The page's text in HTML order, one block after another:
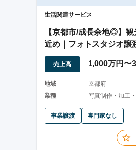
生活関連サービス
【京都市/成長余地◎】観
近め｜フォトスタジオ譲
ルスペース実績
売上高 1,000万円〜
地域
京都府
業種
写真制作・加工
事業譲渡 専門家なし